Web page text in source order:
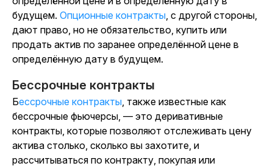
будущем. Опционные контракты , с другой стороны,
дают право, но не обязательство, купить или
продать актив по заранее определённой цене в
определённую дату в будущем.
Бессрочные контракты
Бессрочные контракты , также известные как
бессрочные фьючерсы, — это деривативные
контракты, которые позволяют отслеживать цену
актива столько, сколько вы захотите, и
рассчитываться по контракту, покупая или